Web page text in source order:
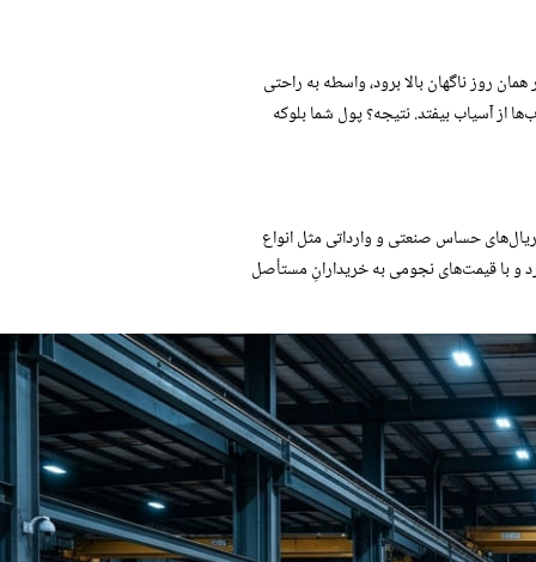
روز ناگهان بالا برود، واسطه به راحتی
از آسیاب بیفتد. نتیجه؟ پول شما بلوکه
حساس صنعتی و وارداتی مثل انواع
و با قیمت‌های نجومی به خریدارانِ مستأصل